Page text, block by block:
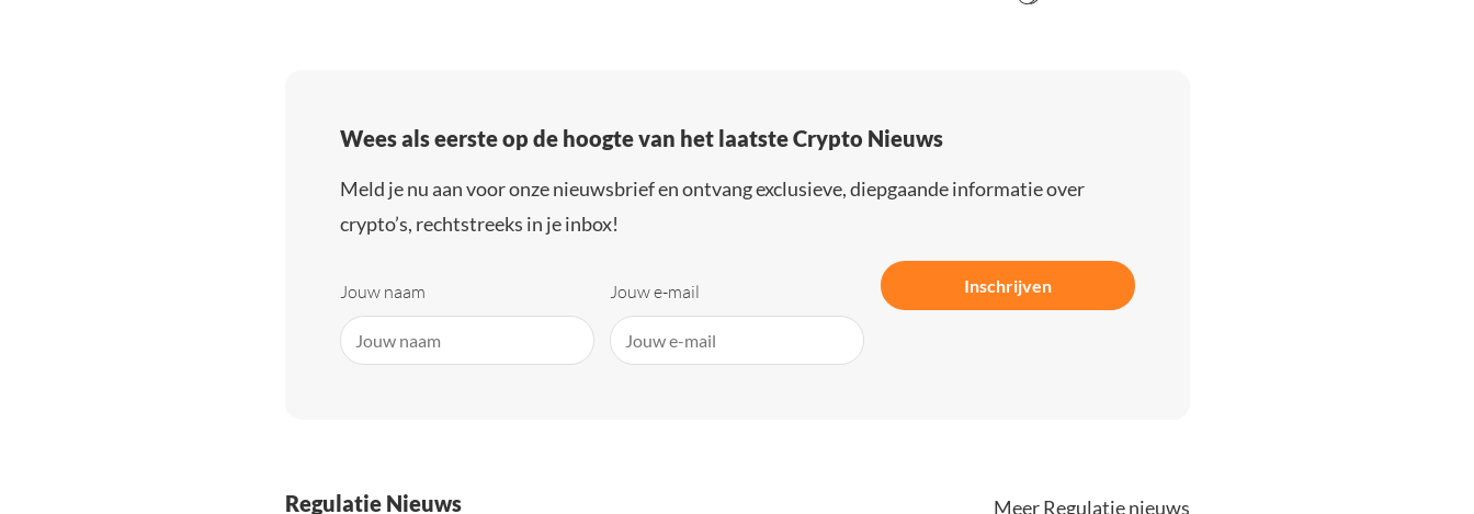
Wees als eerste op de hoogte van het laatste Crypto Nieuws
Meld je nu aan voor onze nieuwsbrief en ontvang exclusieve, diepgaande informatie over
crypto’s, rechtstreeks in je inbox!
Jouw naam Jouw e-mail Inschrijven
Regulatie Nieuws Meer Regulatie nieuws